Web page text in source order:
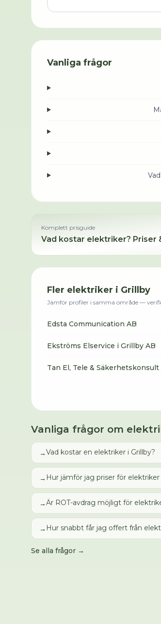
Vanliga frågor
Komplett prisguide
Vad kostar elektriker? Priser
Fler elektriker i Grillby
Jämför profiler i samma område —
Edsta Communication AB
Ekströms Elservice i Grillby AB
Tan El, Tele & Säkerhetskonsult
Vanliga frågor om
→Vad kostar en elektriker i Grillby?
→ Hur jämför jag priser för elektriker
→Är ROT-avdrag möjligt för
→ Hur snabbt får jag offert från
Se alla frågor →